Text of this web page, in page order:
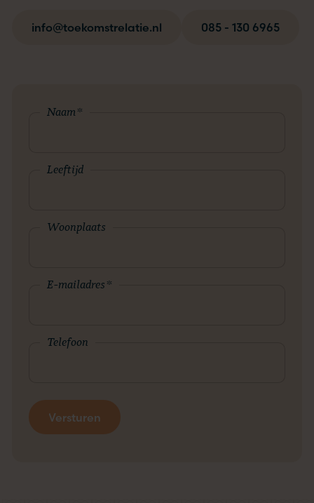
info@toekomstrelatie.nl 085 - 130 6965
Naam*
Leeftijd
Woonplaats
E-mailadres*
Telefoon